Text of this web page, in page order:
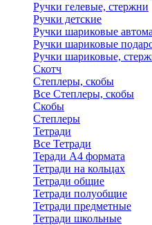
Ручки гелевые, стержни
Ручки детские
Ручки шариковые
Ручки шариковые
Ручки шариковые,
Скотч
Степлеры, скобы
Все Степлеры, скобы
Скобы
Степлеры
Тетради
Все Тетради
Теради А4 формата
Тетради на кольцах
Тетради общие
Тетради полуобщие
Тетради предметные
Тетради школьные